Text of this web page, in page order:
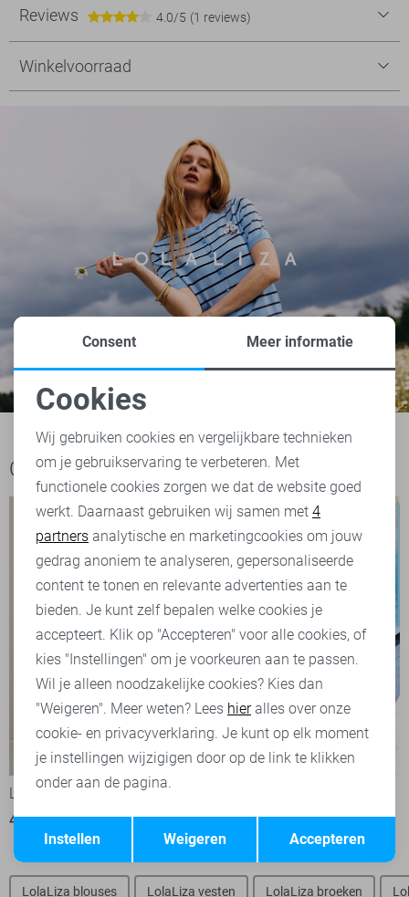
Reviews 4.0/5 (1 reviews)
Winkelvoorraad
Ook het bekijken waard
LolaLiza Jurk
49,99
40,00 49,99
LolaLiza blouses LolaLiza vesten LolaLiza broeken
Noodzakelijke cookies
Personalisatie cookies
Analytische cookies
Marketing cookies
Terug Opslaan
Consent Meer informatie
Cookies
Wij gebruiken cookies en vergelijkbare technieken
om je gebruikservaring te verbeteren. Met
functionele cookies zorgen we dat de website goed
werkt. Daarnaast gebruiken wij samen met 4
partners analytische en marketingcookies om jouw
gedrag anoniem te analyseren, gepersonaliseerde
content te tonen en relevante advertenties aan te
bieden. Je kunt zelf bepalen welke cookies je
accepteert. Klik op "Accepteren" voor alle cookies, of
kies "Instellingen" om je voorkeuren aan te passen.
Wil je alleen noodzakelijke cookies? Kies dan
"Weigeren". Meer weten? Lees hieralles over onze
cookie- en privacyverklaring. Je kunt op elk moment
je instellingen wijzigigen door op de link te klikken
onder aan de pagina.
Accepteren
Weigeren
Instellen